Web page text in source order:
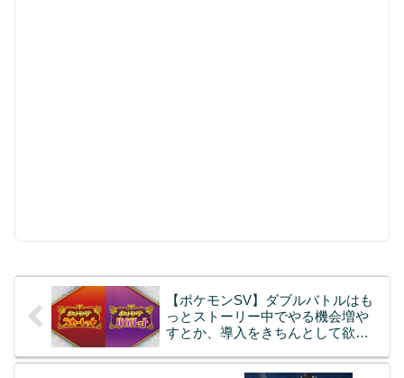
【ポケモンSV】ダブルバトルはも
っとストーリー中でやる機会増や
すとか、導入をきちんとして欲し